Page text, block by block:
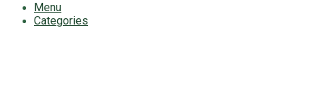
Menu
Categories